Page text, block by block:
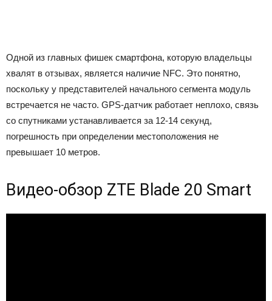
Одной из главных фишек смартфона, которую владельцы
хвалят в отзывах, является наличие NFC. Это понятно,
поскольку у представителей начального сегмента модуль
встречается не часто. GPS-датчик работает неплохо, связь
со спутниками устанавливается за 12-14 секунд,
погрешность при определении местоположения не
превышает 10 метров.
Видео-обзор ZTE Blade 20 Smart